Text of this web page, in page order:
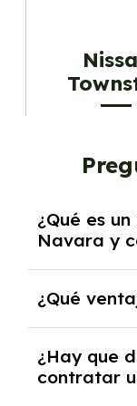
¿Qué es
Navara y
Elrenting de
realizar una
través del
¿Qué
El renting
ellas se
¿Hay que
contratar